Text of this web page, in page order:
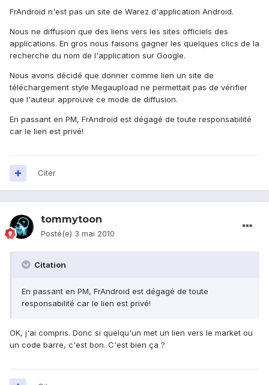
FrAndroid n'est pas un site de Warez d'application Android.
Nous ne diffusion que des liens vers les sites officiels des
applications. En gros nous faisons gagner les quelques clics de la
recherche du nom de l'application sur Google.
Nous avons décidé que donner comme lien un site de
téléchargement style Megaupload ne permettait pas de vérifier
que l'auteur approuve ce mode de diffusion.
En passant en PM, FrAndroid est dégagé de toute responsabilité
car le lien est privé!
Citer
tommytoon
Posté(e) 3 mai 2010
Citation
En passant en PM, FrAndroid est dégagé de toute
responsabilité car le lien est privé!
OK, j'ai compris. Donc si quelqu'un met un lien vers le market ou
un code barre, c'est bon. C'est bien ça ?